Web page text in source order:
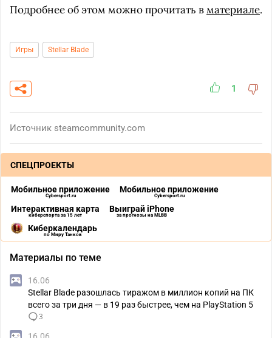
Подробнее об этом можно прочитать вматериале.
Игры Stellar Blade
1
Источник steamcommunity.com
СПЕЦПРОЕКТЫ
Мобильное приложение
Cybersport.ru
Мобильное приложение
Cybersport.ru
Интерактивная карта
киберспорта за 15 лет
Выиграй iPhone
за прогнозы на MLBB
Киберкалендарь
по Миру Танков
Материалы по теме
16.06
Stellar Blade разошлась тиражом в миллион копий на ПК
всего за три дня — в 19 раз быстрее, чем на PlayStation 5
3